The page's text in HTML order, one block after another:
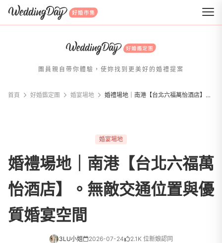
WeddingDay 好婚市集
團員親自帶你體驗，使妳找到更美好的婚禮提案
首頁 好婚鑑定團 婚宴場地 婚禮場地｜南港【台北六福萬怡酒店】。無敵交通位置與優質婚宴空間
婚宴場地
婚禮場地｜南港【台北六福萬
怡酒店】。無敵交通位置與優
質婚宴空間
3LU小姐 2026-07-24 2.1K 位新娘認同